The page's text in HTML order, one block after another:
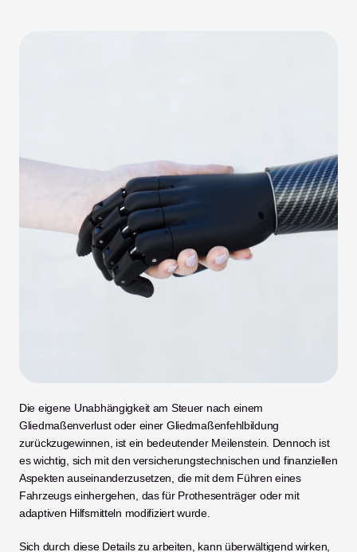
Die eigene Unabhängigkeit am Steuer nach einem
Gliedmaßenverlust oder einer Gliedmaßenfehlbildung
zurückzugewinnen, ist ein bedeutender Meilenstein. Dennoch ist
es wichtig, sich mit den versicherungstechnischen und finanziellen
Aspekten auseinanderzusetzen, die mit dem Führen eines
Fahrzeugs einhergehen, das für Prothesenträger oder mit
adaptiven Hilfsmitteln modifiziert wurde.
Sich durch diese Details zu arbeiten, kann überwältigend wirken,